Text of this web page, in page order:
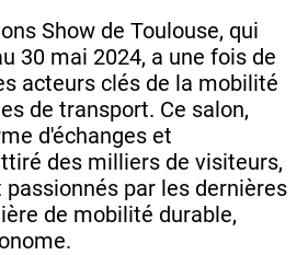
Show de Toulouse, qui
30 mai 2024, a une fois de
acteurs clés de la mobilité
de transport. Ce salon,
d'échanges et
des milliers de visiteurs,
par les dernières
de mobilité durable,